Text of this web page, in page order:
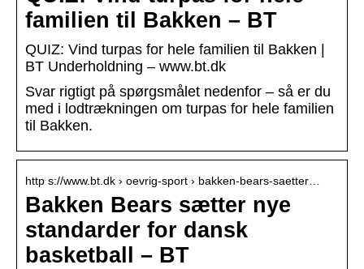
familien til Bakken – BT
QUIZ: Vind turpas for hele familien til Bakken |
BT Underholdning – www.bt.dk
Svar rigtigt på spørgsmålet nedenfor – så er du
med i lodtrækningen om turpas for hele familien
til Bakken.
http s://www.bt.dk › oevrig-sport › bakken-bears-saetter…
Bakken Bears sætter nye
standarder for dansk
basketball – BT